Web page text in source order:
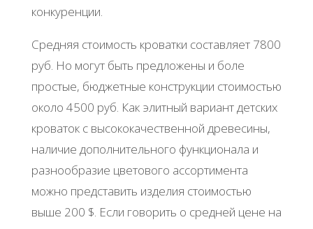
конкуренции.
Средняя стоимость кроватки составляет 7800
руб. Но могут быть предложены и боле
простые, бюджетные конструкции стоимостью
около 4500 руб. Как элитный вариант детских
кроваток с высококачественной древесины,
наличие дополнительного функционала и
разнообразие цветового ассортимента
можно представить изделия стоимостью
выше 200 $. Если говорить о средней цене на